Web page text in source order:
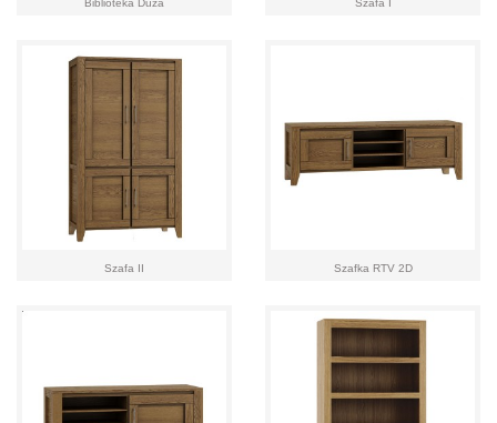
Biblioteka Duża Szafa I
Szafa II Szafka RTV 2D